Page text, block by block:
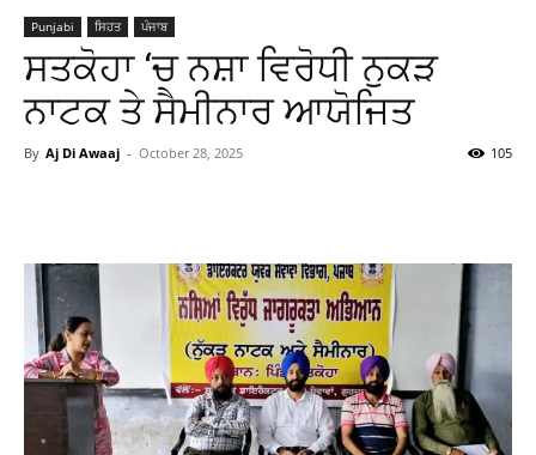
Punjabi ਸਿਹਤ ਪੰਜਾਬ
ਸਤਕੋਹਾ ‘ਚ ਨਸ਼ਾ ਵਿਰੋਧੀ ਨੁਕੜ
ਨਾਟਕ ਤੇ ਸੈਮੀਨਾਰ ਆਯੋਜਿਤ
By Aj Di Awaaj - October 28, 2025 105